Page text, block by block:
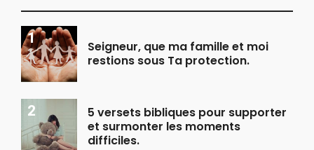
Seigneur, que ma famille et moi
restions sous Ta protection.
5 versets bibliques pour supporter
et surmonter les moments
difficiles.